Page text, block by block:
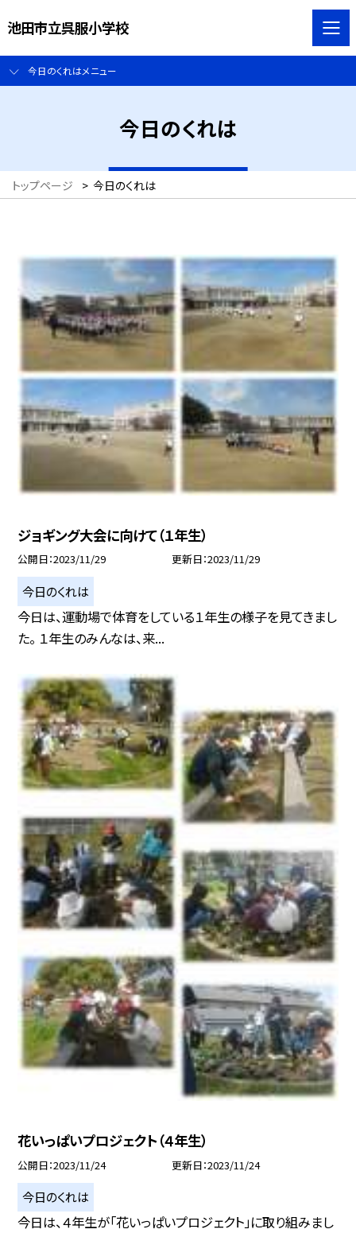
池田市立呉服小学校
今日のくれはメニュー
今日のくれは
トップページ > 今日のくれは
ジョギング大会に向けて（１年生）
公開日 2023/11/29 更新日 2023/11/29
今日のくれは
今日は、運動場で体育をしている１年生の様子を見てきまし
た。 １年生のみんなは、来...
花いっぱいプロジェクト（４年生）
公開日 2023/11/24 更新日 2023/11/24
今日のくれは
今日は、４年生が「花いっぱいプロジェクト」に取り組みまし